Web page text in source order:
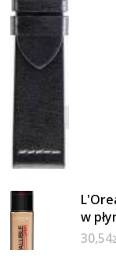
w
30,54